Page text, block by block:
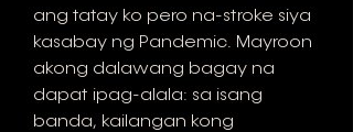
ang tatay ko pero na-stroke siya
kasabay ng Pandemic. Mayroon
akong dalawang bagay na
dapat ipag-alala: sa isang
banda, kailangan kong